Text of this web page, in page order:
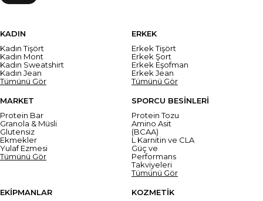
KADIN
Kadın Tişört
Kadın Mont
Kadın Sweatshirt
Kadın Jean
Tümünü Gör
ERKEK
Erkek Tişört
Erkek Şort
Erkek Eşofman
Erkek Jean
Tümünü Gör
MARKET
Protein Bar
Granola & Müsli
Glutensiz
Ekmekler
Yulaf Ezmesi
Tümünü Gör
SPORCU BESİNLERİ
Protein Tozu
Amino Asit
(BCAA)
L Karnitin ve CLA
Güç ve
Performans
Takviyeleri
Tümünü Gör
EKİPMANLAR
KOZMETİK